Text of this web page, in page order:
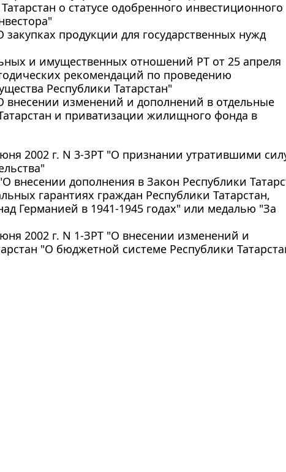
о статусе одобренного инвестиционного
продукции для государственных нужд
и имущественных отношений РТ от 25 апреля
рекомендаций по проведению
Республики Татарстан"
внесении изменений и дополнений в отдельные
и приватизации жилищного фонда в
2002 г. N 3-ЗРТ "О признании утратившими
внесении дополнения в Закон Республики
гарантиях граждан Республики Татарстан,
Германией в 1941-1945 годах" или медалью "За
2002 г. N 1-ЗРТ "О внесении изменений и
"О бюджетной системе Республики